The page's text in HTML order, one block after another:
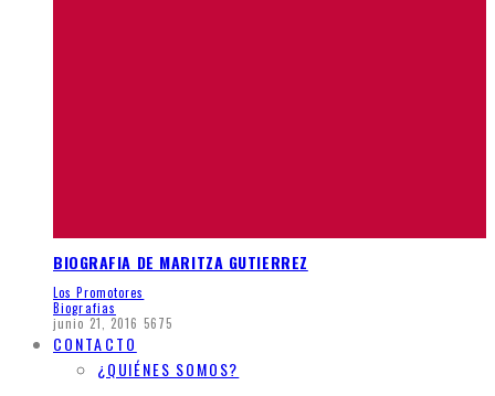
BIOGRAFIA DE MARITZA GUTIERREZ
Los Promotores
Biografias
junio 21, 2016 5675
CONTACTO
¿QUIÉNES SOMOS?